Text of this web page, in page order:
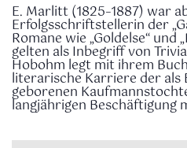
E. Marlitt (1825–1887) war
Erfolgsschriftstellerin der
Romane wie „Goldelse“ und
gelten als Inbegriff von
Hobohm legt mit ihrem
literarische Karriere der als
geborenen
langjährigen Beschäftigung